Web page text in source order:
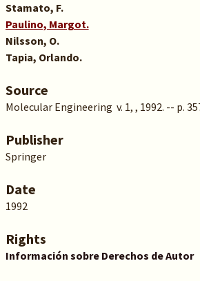
Stamato, F.
Paulino, Margot.
Nilsson, O.
Tapia, Orlando.
Source
Molecular Engineering v. 1, , 1992. -- p.
Publisher
Springer
Date
1992
Rights
Información sobre Derechos de Autor